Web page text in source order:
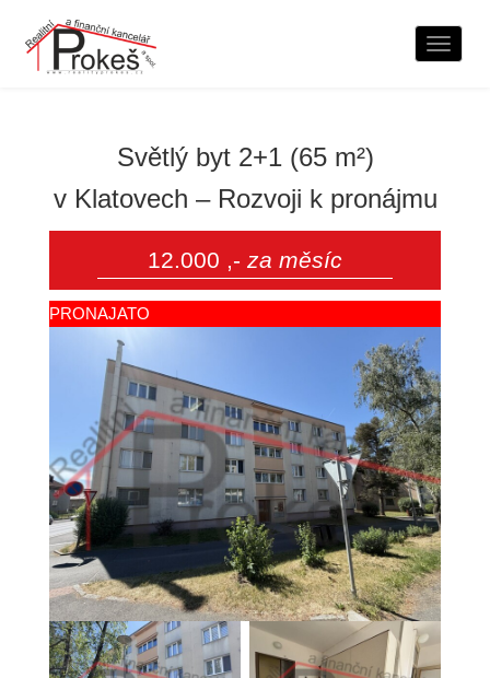
Světlý byt 2+1 (65 m²)
v Klatovech – Rozvoji k pronájmu
12.000 ,- za měsíc